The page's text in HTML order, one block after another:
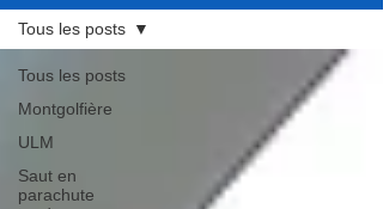
Tous les posts
Montgolfière
ULM
Saut en
parachute
Tous les posts